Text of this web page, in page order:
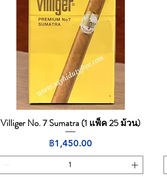
ดูข้อมูลด่วน
Villiger No. 7 Sumatra (1 แพ็ค 25 ม้วน)
ราคา
฿1,450.00